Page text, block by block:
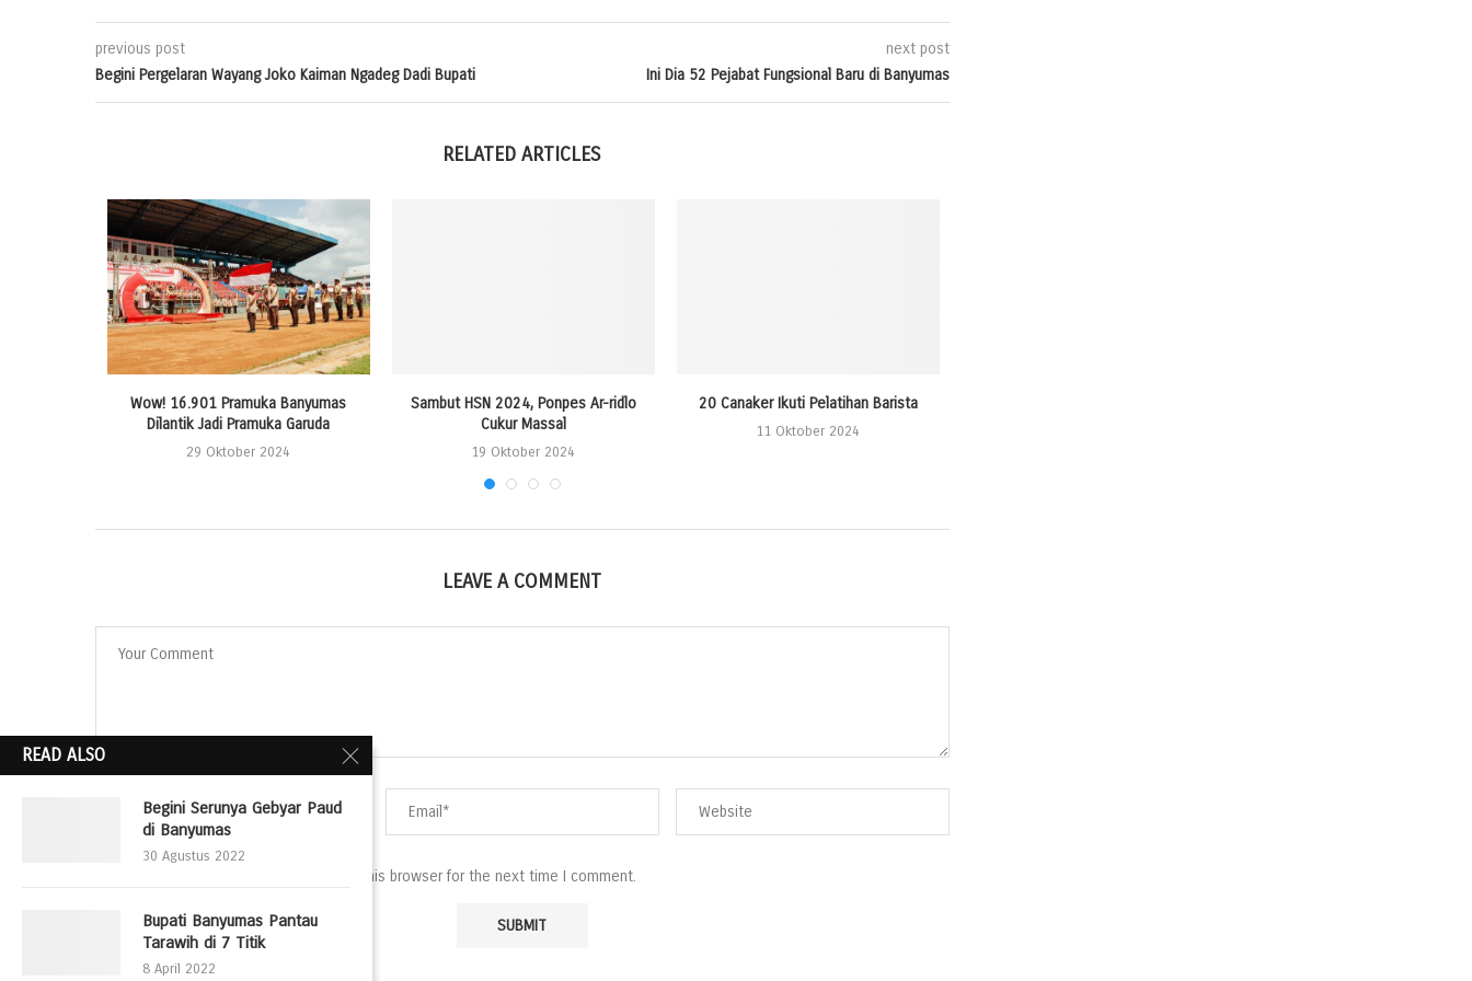
previous post
Begini Pergelaran Wayang Joko Kaiman Ngadeg Dadi Bupati
next post
Ini Dia 52 Pejabat Fungsional Baru di Banyumas
RELATED ARTICLES
Wow! 16.901 Pramuka Banyumas
Dilantik Jadi Pramuka Garuda
29 Oktober 2024
Sambut HSN 2024, Ponpes Ar-ridlo
Cukur Massal
19 Oktober 2024
20 Canaker Ikuti Pelatihan Barista
11 Oktober 2024
LEAVE A COMMENT
Save my name, email, and website in this browser for the next time I comment.
READ ALSO
Begini Serunya Gebyar Paud
di Banyumas
30 Agustus 2022
Bupati Banyumas Pantau
Tarawih di 7 Titik
8 April 2022